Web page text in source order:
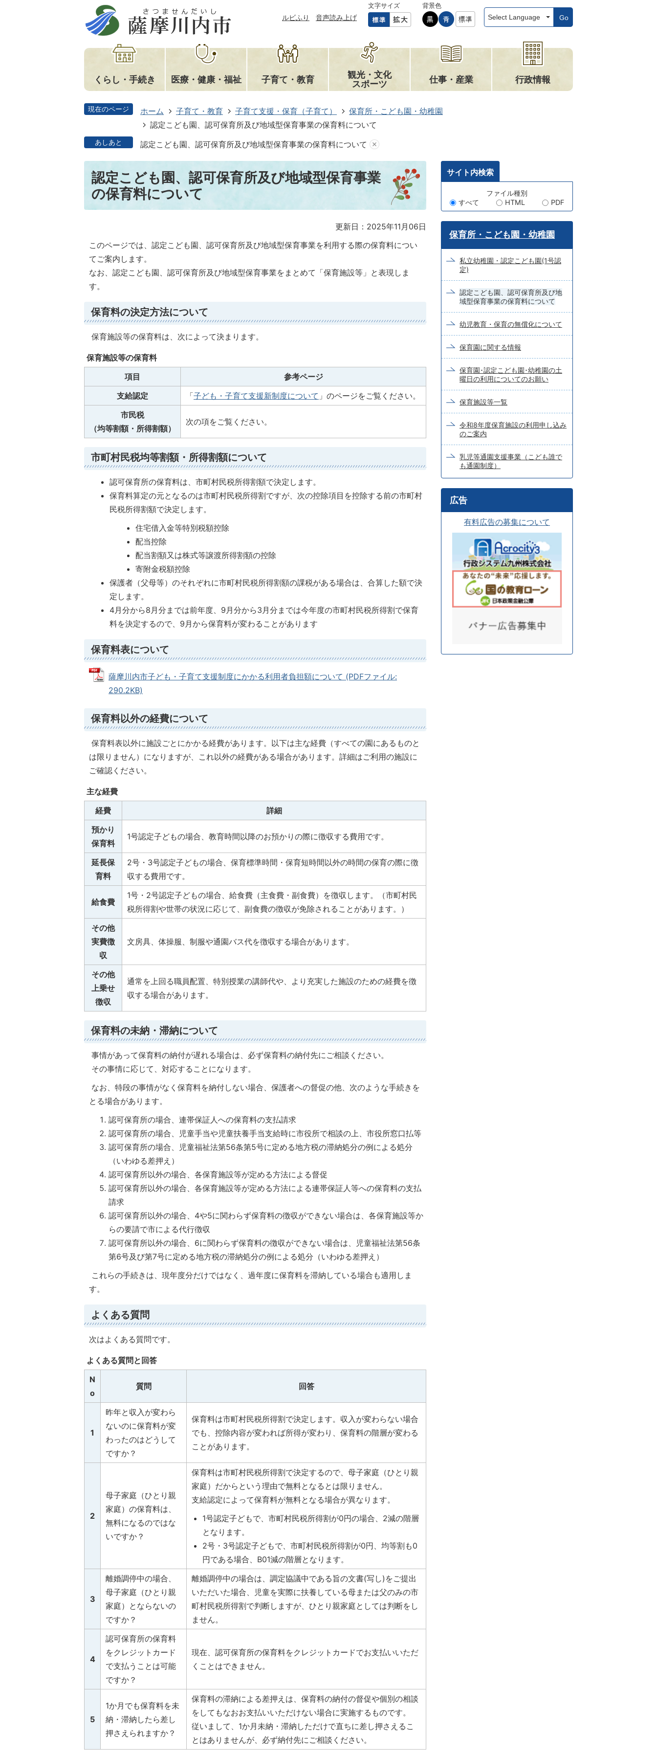
ルビふり 音声読み上げ
文字サイズ
背景色
Go
くらし・手続き 医療・健康・福祉 子育て・教育
観光・文化
スポーツ
仕事・産業 行政情報
現在のページ ホーム 子育て・教育 子育て支援・保育（子育て）
保育所・こども園・幼稚園
認定こども園、認可保育所及び地域型保育事業の保育料について
あしあと 認定こども園、認可保育所及び地域型保育事業の保育料について
認定こども園、認可保育所及び地域型保育事業
の保育料について
更新日：2025年11月06日
このページでは、認定こども園、認可保育所及び地域型保育事業を利用する際の保育料につい
てご案内します。
なお、認定こども園、認可保育所及び地域型保育事業をまとめて「保育施設等」と表現しま
す。
保育料の決定方法について
保育施設等の保育料は、次によって決まります。
保育施設等の保育料
項目
参考ページ
支給認定
「子ども・子育て支援新制度について 」のページをご覧ください。
市民税
（均等割額・所得割額）
次の項をご覧ください。
市町村民税均等割額・所得割額について
認可保育所の保育料は、市町村民税所得割額で決定します。
保育料算定の元となるのは市町村民税所得割ですが、次の控除項目を控除する前の市町村
民税所得割額で決定します。
住宅借入金等特別税額控除
配当控除
配当割額又は株式等譲渡所得割額の控除
寄附金税額控除
保護者（父母等）のそれぞれに市町村民税所得割額の課税がある場合は、合算した額で決
定します。
4月分から8月分までは前年度、9月分から3月分までは今年度の市町村民税所得割で保育
料を決定するので、9月から保育料が変わることがあります
保育料表について
薩摩川内市子ども・子育て支援制度にかかる利用者負担額について (PDFファイル:
290.2KB)
保育料以外の経費について
保育料表以外に施設ごとにかかる経費があります。以下は主な経費（すべての園にあるものと
は限りません）になりますが、これ以外の経費がある場合があります。詳細はご利用の施設に
ご確認ください。
主な経費
経費
詳細
預かり
保育料
1号認定子どもの場合、教育時間以降のお預かりの際に徴収する費用です。
延長保
育料
2号・3号認定子どもの場合、保育標準時間・保育短時間以外の時間の保育の際に徴
収する費用です。
給食費
1号・2号認定子どもの場合、給食費（主食費・副食費）を徴収します。（市町村民
税所得割や世帯の状況に応じて、副食費の徴収が免除されることがあります。）
その他
実費徴
収
文房具、体操服、制服や通園バス代を徴収する場合があります。
その他
上乗せ
徴収
通常を上回る職員配置、特別授業の講師代や、より充実した施設のための経費を徴
収する場合があります。
保育料の未納・滞納について
事情があって保育料の納付が遅れる場合は、必ず保育料の納付先にご相談ください。
その事情に応じて、対応することになります。
なお、特段の事情がなく保育料を納付しない場合、保護者への督促の他、次のような手続きを
とる場合があります。
認可保育所の場合、連帯保証人への保育料の支払請求
認可保育所の場合、児童手当や児童扶養手当支給時に市役所で相談の上、市役所窓口払等
認可保育所の場合、児童福祉法第56条第5号に定める地方税の滞納処分の例による処分
（いわゆる差押え）
認可保育所以外の場合、各保育施設等が定める方法による督促
認可保育所以外の場合、各保育施設等が定める方法による連帯保証人等への保育料の支払
請求
認可保育所以外の場合、4や5に関わらず保育料の徴収ができない場合は、各保育施設等か
らの要請で市による代行徴収
認可保育所以外の場合、6に関わらず保育料の徴収ができない場合は、児童福祉法第56条
第6号及び第7号に定める地方税の滞納処分の例による処分（いわゆる差押え）
これらの手続きは、現年度分だけではなく、過年度に保育料を滞納している場合も適用しま
す。
よくある質問
次はよくある質問です。
よくある質問と回答
N
o
質問 回答
1
昨年と収入が変わら
ないのに保育料が変
わったのはどうして
ですか？
保育料は市町村民税所得割で決定します。収入が変わらない場合
でも、控除内容が変われば所得が変わり、保育料の階層が変わる
ことがあります。
2
母子家庭（ひとり親
家庭）の保育料は、
無料になるのではな
いですか？
保育料は市町村民税所得割で決定するので、母子家庭（ひとり親
家庭）だからという理由で無料となるとは限りません。
支給認定によって保育料が無料となる場合が異なります。
1号認定子どもで、市町村民税所得割が0円の場合、2減の階層
となります。
2号・3号認定子どもで、市町村民税所得割が0円、均等割も0
円である場合、B01減の階層となります。
3
離婚調停中の場合、
母子家庭（ひとり親
家庭）とならないの
ですか？
離婚調停中の場合は、調定協議中である旨の文書(写し)をご提出
いただいた場合、児童を実際に扶養している母または父のみの市
町村民税所得割で判断しますが、ひとり親家庭としては判断をし
ません。
4
認可保育所の保育料
をクレジットカード
で支払うことは可能
ですか？
現在、認可保育所の保育料をクレジットカードでお支払いいただ
くことはできません。
5
1か月でも保育料を未
納・滞納したら差し
押さえられますか？
保育料の滞納による差押えは、保育料の納付の督促や個別の相談
をしてもなおお支払いいただけない場合に実施するものです。
従いまして、1か月未納・滞納しただけで直ちに差し押さえるこ
とはありませんが、必ず納付先にご相談ください。
サイト内検索
ー
ワ
ー
ド
索
ファイル種別
すべて
HTML PDF
保育所・こども園・幼稚園
私立幼稚園・認定こども園(1号認
定)
認定こども園、認可保育所及び地
域型保育事業の保育料について
幼児教育・保育の無償化について
保育園に関する情報
保育園･認定こども園･幼稚園の土
曜日の利用についてのお願い
保育施設等一覧
令和8年度保育施設の利用申し込み
のご案内
乳児等通園支援事業（こども誰で
も通園制度）
広告
有料広告の募集について